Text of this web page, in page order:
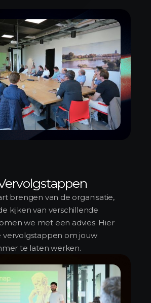
brengen van de organisatie,
kijken van verschillende
we met een advies. Hier
vervolgstappen om jouw
te laten werken.